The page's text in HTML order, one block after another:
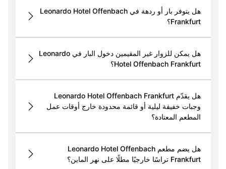
هل يتوفر بار أو ردهة في Leonardo Hotel Offenbach
Frankfurt؟
هل يمكن للزوار غير المقيمين دخول البار في Leonardo
Hotel Offenbach Frankfurt؟
هل يقدّم Leonardo Hotel Offenbach Frankfurt
وجبات خفيفة ليلية أو قائمة محدودة خارج أوقات عمل
المطعم المعتادة؟
هل يضم مطعم Leonardo Hotel Offenbach
Frankfurt تراسًا خارجيًا مطلًا على نهر الماين؟